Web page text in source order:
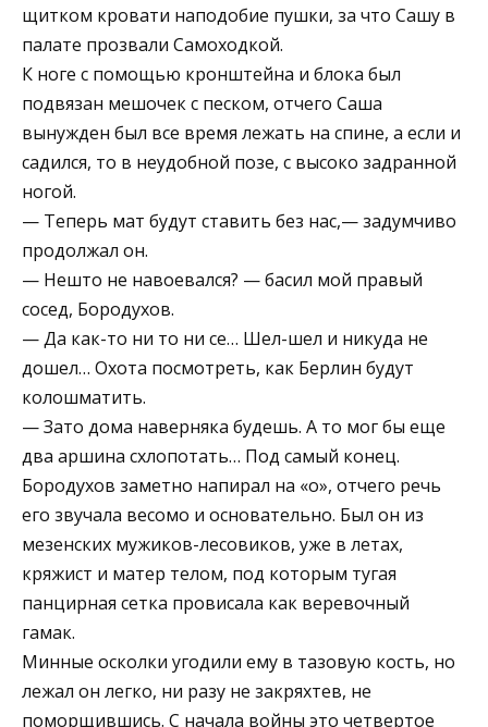
щитком кровати наподобие пушки, за что Сашу в
палате прозвали Самоходкой.
К ноге с помощью кронштейна и блока был
подвязан мешочек с песком, отчего Саша
вынужден был все время лежать на спине, а если и
садился, то в неудобной позе, с высоко задранной
ногой.
— Теперь мат будут ставить без нас,— задумчиво
продолжал он.
— Нешто не навоевался? — басил мой правый
сосед, Бородухов.
— Да как-то ни то ни се… Шел-шел и никуда не
дошел… Охота посмотреть, как Берлин будут
колошматить.
— Зато дома наверняка будешь. А то мог бы еще
два аршина схлопотать… Под самый конец.
Бородухов заметно напирал на «о», отчего речь
его звучала весомо и основательно. Был он из
мезенских мужиков-лесовиков, уже в летах,
кряжист и матер телом, под которым тугая
панцирная сетка провисала как веревочный
гамак.
Минные осколки угодили ему в тазовую кость, но
лежал он легко, ни разу не закряхтев, не
поморщившись. С начала войны это четвертое